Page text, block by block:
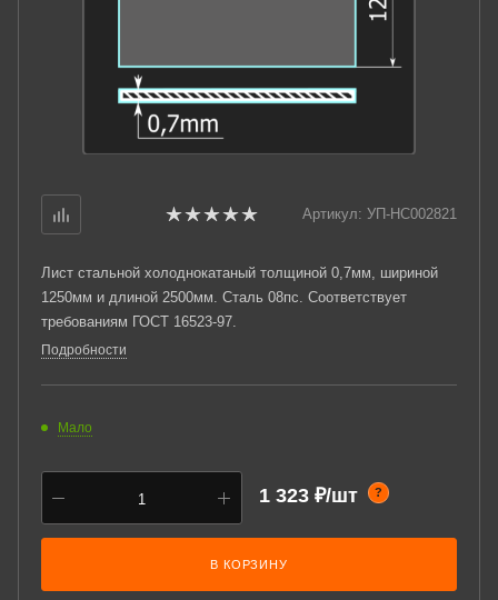
Артикул: УП-НС002821
Лист стальной холоднокатаный толщиной 0,7мм, шириной
1250мм и длиной 2500мм. Сталь 08пс. Соответствует
требованиям ГОСТ 16523-97.
Подробности
Мало
1 323 ₽/шт ?
В КОРЗИНУ